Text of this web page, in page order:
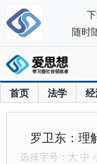
首页 法学
罗卫东：理
选择字号： 大 中
随时